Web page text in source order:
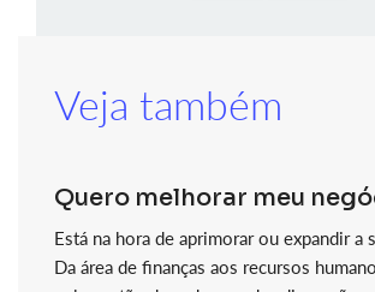
Veja também
Quero melhorar meu
Está na hora de aprimorar ou expandir a
Da área de finanças aos recursos